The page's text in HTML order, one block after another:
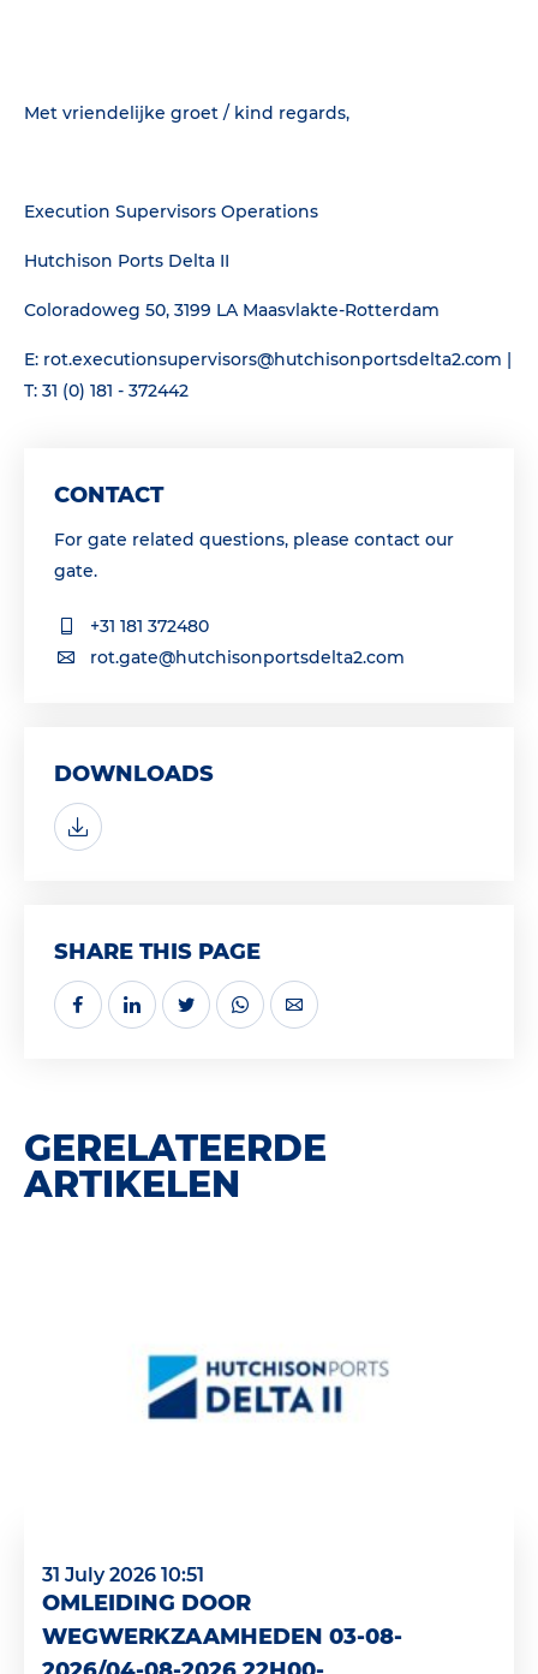
Met vriendelijke groet / kind regards,
Execution Supervisors Operations
Hutchison Ports Delta II
Coloradoweg 50, 3199 LA Maasvlakte-Rotterdam
E: rot.executionsupervisors@hutchisonportsdelta2.com |
T: 31 (0) 181 - 372442
CONTACT
For gate related questions, please contact our
gate.
+31 181 372480
rot.gate@hutchisonportsdelta2.com
DOWNLOADS
SHARE THIS PAGE
GERELATEERDE
ARTIKELEN
31 July 2026 10:51
OMLEIDING DOOR
WEGWERKZAAMHEDEN 03-08-